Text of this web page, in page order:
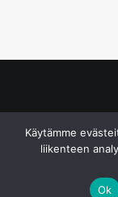
Käytämme
liikenteen
Ok